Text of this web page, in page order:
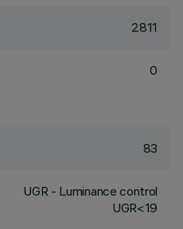
2811
0
83
UGR - Luminance control
UGR<19